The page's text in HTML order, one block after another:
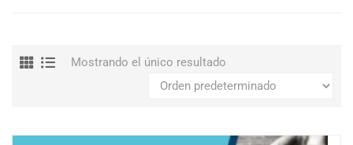
Mostrando el único resultado